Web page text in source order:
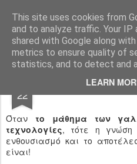
This site uses cookies from
and to analyze traffic. Your IP
shared with Google along
metrics to ensure quality of
statistics, and to detect and
LEARN
22 «Combiner
Όταν το μάθημα των
τεχνολογίες, τότε η γνώση
ενθουσιασμό και το
είναι!